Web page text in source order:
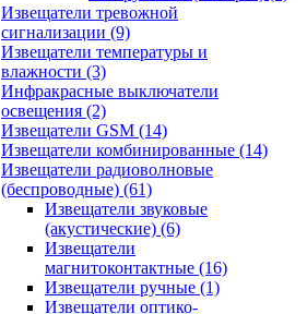
Извещатели тревожной
сигнализации (9)
Извещатели температуры и
влажности (3)
Инфракрасные выключатели
освещения (2)
Извещатели GSM (14)
Извещатели комбинированные (14)
Извещатели радиоволновые
(беспроводные) (61)
Извещатели звуковые
(акустические) (6)
Извещатели
магнитоконтактные (16)
Извещатели ручные (1)
Извещатели оптико-